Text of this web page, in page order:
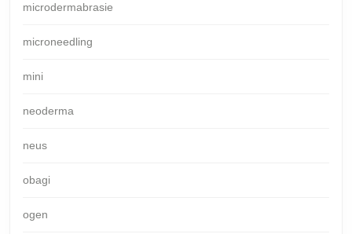
microdermabrasie
microneedling
mini
neoderma
neus
obagi
ogen